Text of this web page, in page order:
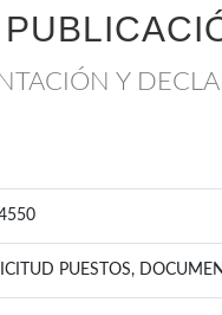
Y
PUESTOS,